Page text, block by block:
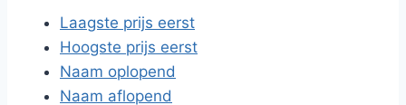
Laagste prijs eerst
Hoogste prijs eerst
Naam oplopend
Naam aflopend